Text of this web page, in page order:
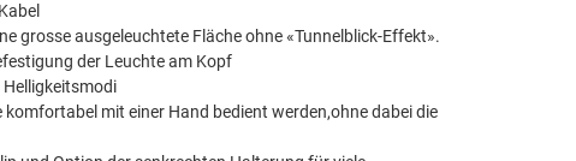
grosse ausgeleuchtete Fläche ohne «Tunnelblick-Effekt».
der Leuchte am Kopf
mit einer Hand bedient werden,ohne dabei die